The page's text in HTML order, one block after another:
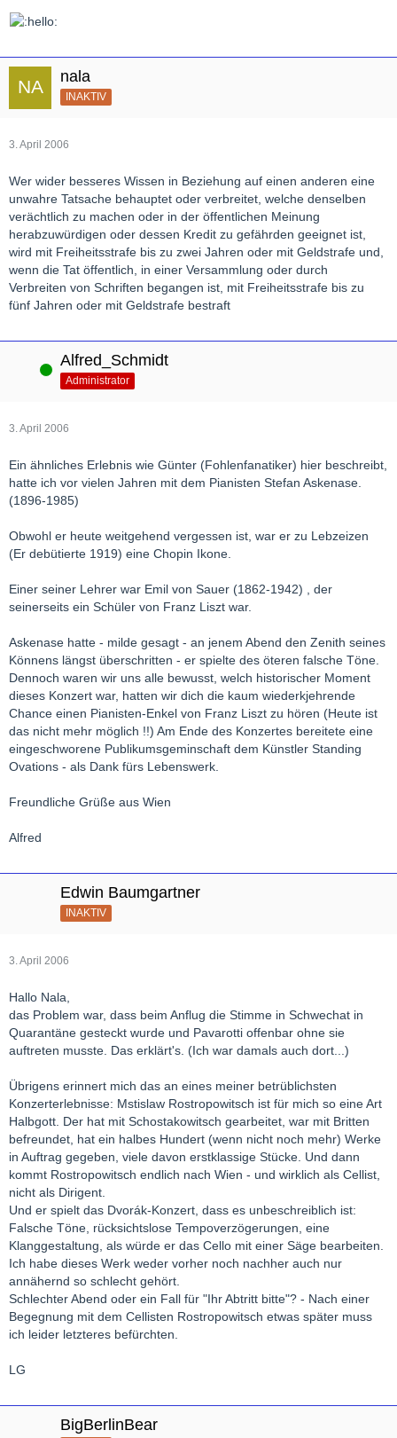
nala
INAKTIV
3. April 2006
Wer wider besseres Wissen in Beziehung auf einen anderen eine
unwahre Tatsache behauptet oder verbreitet, welche denselben
verächtlich zu machen oder in der öffentlichen Meinung
herabzuwürdigen oder dessen Kredit zu gefährden geeignet ist,
wird mit Freiheitsstrafe bis zu zwei Jahren oder mit Geldstrafe und,
wenn die Tat öffentlich, in einer Versammlung oder durch
Verbreiten von Schriften begangen ist, mit Freiheitsstrafe bis zu
fünf Jahren oder mit Geldstrafe bestraft
Online Alfred_Schmidt
Administrator
3. April 2006
Ein ähnliches Erlebnis wie Günter (Fohlenfanatiker) hier beschreibt,
hatte ich vor vielen Jahren mit dem Pianisten Stefan Askenase.
(1896-1985)
Obwohl er heute weitgehend vergessen ist, war er zu Lebzeizen
(Er debütierte 1919) eine Chopin Ikone.
Einer seiner Lehrer war Emil von Sauer (1862-1942) , der
seinerseits ein Schüler von Franz Liszt war.
Askenase hatte - milde gesagt - an jenem Abend den Zenith seines
Könnens längst überschritten - er spielte des öteren falsche Töne.
Dennoch waren wir uns alle bewusst, welch historischer Moment
dieses Konzert war, hatten wir dich die kaum wiederkjehrende
Chance einen Pianisten-Enkel von Franz Liszt zu hören (Heute ist
das nicht mehr möglich !!) Am Ende des Konzertes bereitete eine
eingeschworene Publikumsgeminschaft dem Künstler Standing
Ovations - als Dank fürs Lebenswerk.
Freundliche Grüße aus Wien
Alfred
Edwin Baumgartner
INAKTIV
3. April 2006
Hallo Nala,
das Problem war, dass beim Anflug die Stimme in Schwechat in
Quarantäne gesteckt wurde und Pavarotti offenbar ohne sie
auftreten musste. Das erklärt's. (Ich war damals auch dort...)
Übrigens erinnert mich das an eines meiner betrüblichsten
Konzerterlebnisse: Mstislaw Rostropowitsch ist für mich so eine Art
Halbgott. Der hat mit Schostakowitsch gearbeitet, war mit Britten
befreundet, hat ein halbes Hundert (wenn nicht noch mehr) Werke
in Auftrag gegeben, viele davon erstklassige Stücke. Und dann
kommt Rostropowitsch endlich nach Wien - und wirklich als Cellist,
nicht als Dirigent.
Und er spielt das Dvorák-Konzert, dass es unbeschreiblich ist:
Falsche Töne, rücksichtslose Tempoverzögerungen, eine
Klanggestaltung, als würde er das Cello mit einer Säge bearbeiten.
Ich habe dieses Werk weder vorher noch nachher auch nur
annähernd so schlecht gehört.
Schlechter Abend oder ein Fall für "Ihr Abtritt bitte"? - Nach einer
Begegnung mit dem Cellisten Rostropowitsch etwas später muss
ich leider letzteres befürchten.
LG
BigBerlinBear